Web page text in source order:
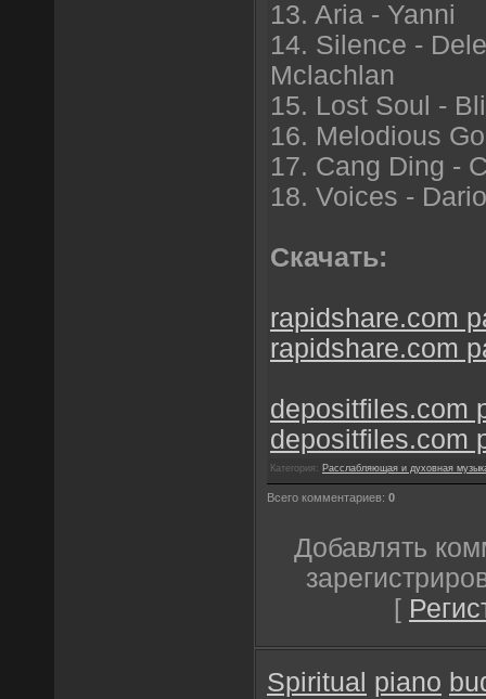
13. Aria - Yanni
14. Silence -
Mclachlan
15. Lost Soul -
16. Melodious
17. Cang Ding -
18. Voices -
Скачать:
rapidshare.com
rapidshare.com
depositfiles.com
depositfiles.com
Категория: Расслабляющая и духовная
Всего комментариев: 0
Добавлять
[
Spiritual piano